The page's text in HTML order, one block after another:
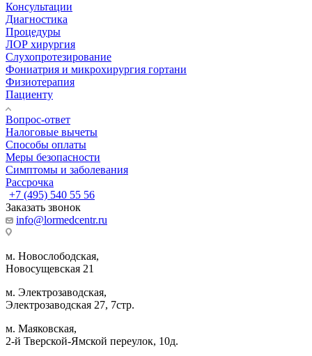
Консультации
Диагностика
Процедуры
ЛОР хирургия
Слухопротезирование
Фониатрия и микрохирургия гортани
Физиотерапия
Пациенту
Вопрос-ответ
Налоговые вычеты
Способы оплаты
Меры безопасности
Симптомы и заболевания
Рассрочка
+7 (495) 540 55 56
Заказать звонок
info@lormedcentr.ru
м. Новослободская,
Новосущевская 21
м. Электрозаводская,
Электрозаводская 27, 7стр.
м. Маяковская,
2-й Тверской-Ямской переулок, 10д.